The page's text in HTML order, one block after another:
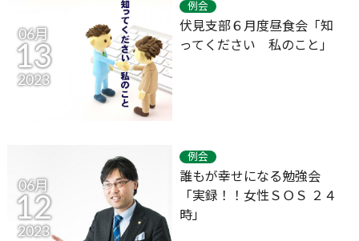
06月
13
2023
例会
伏見支部６月度昼食会「知
ってください 私のこと」
06月
12
2023
例会
誰もが幸せになる勉強会
「実録！！女性ＳＯＳ ２４
時」